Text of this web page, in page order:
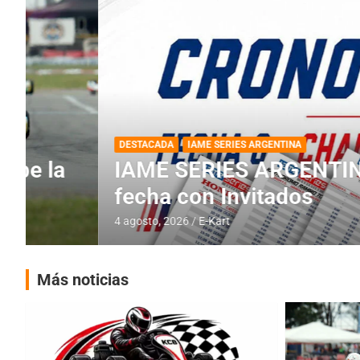
DESTACADA IAME SERIES ARGENTINA
IAME SERIES ARGENTINA:
fecha con Invitados
4 agosto, 2026 E-Kart
Más noticias